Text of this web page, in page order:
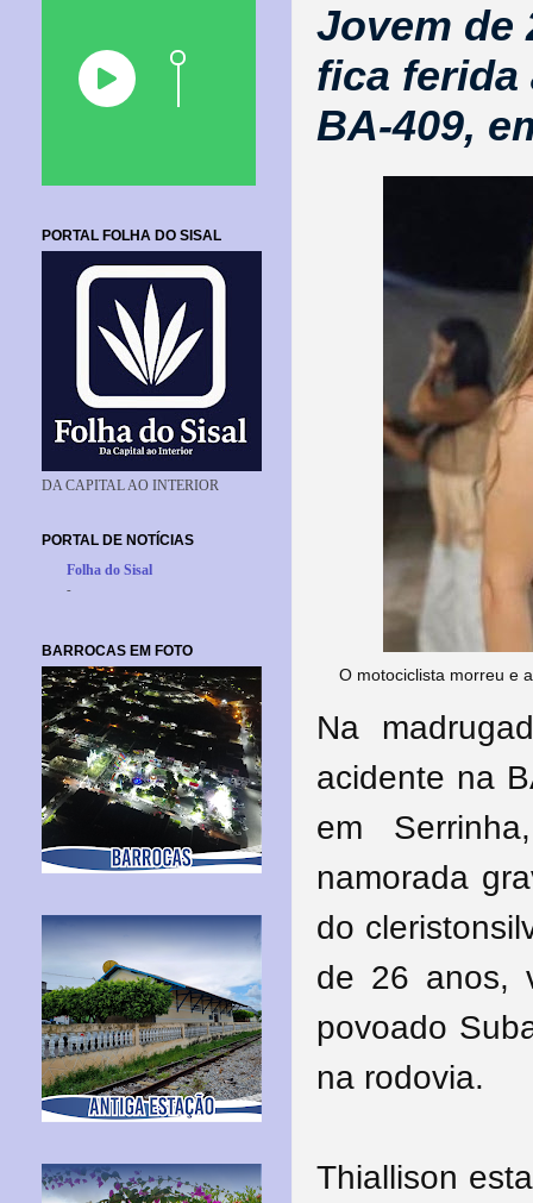
Jovem de
fica ferida
BA-409,
O motociclista morreu e
Na
acidente na
em
namorada
do
de 26 anos,
povoado
na rodovia.
Thiallison
PORTAL FOLHA DO SISAL
DA CAPITAL AO INTERIOR
PORTAL DE NOTÍCIAS
Folha do Sisal
-
BARROCAS EM FOTO